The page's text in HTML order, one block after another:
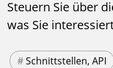
Steuern Sie über
was Sie
#Schnittstellen, API